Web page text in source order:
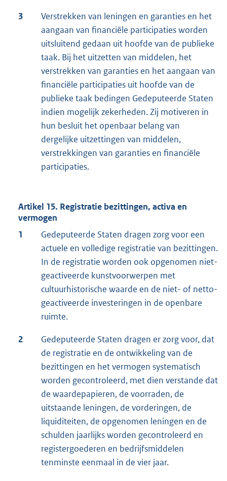
3
Verstrekken van leningen en garanties en het
aangaan van financiële participaties worden
uitsluitend gedaan uit hoofde van de publieke
taak. Bij het uitzetten van middelen, het
verstrekken van garanties en het aangaan van
financiële participaties uit hoofde van de
publieke taak bedingen Gedeputeerde Staten
indien mogelijk zekerheden. Zij motiveren in
hun besluit het openbaar belang van
dergelijke uitzettingen van middelen,
verstrekkingen van garanties en financiële
participaties.
Artikel 15. Registratie bezittingen, activa en
vermogen
1
Gedeputeerde Staten dragen zorg voor een
actuele en volledige registratie van bezittingen.
In de registratie worden ook opgenomen niet-
geactiveerde kunstvoorwerpen met
cultuurhistorische waarde en de niet- of netto-
geactiveerde investeringen in de openbare
ruimte.
2
Gedeputeerde Staten dragen er zorg voor, dat
de registratie en de ontwikkeling van de
bezittingen en het vermogen systematisch
worden gecontroleerd, met dien verstande dat
de waardepapieren, de voorraden, de
uitstaande leningen, de vorderingen, de
liquiditeiten, de opgenomen leningen en de
schulden jaarlijks worden gecontroleerd en
registergoederen en bedrijfsmiddelen
tenminste eenmaal in de vier jaar.